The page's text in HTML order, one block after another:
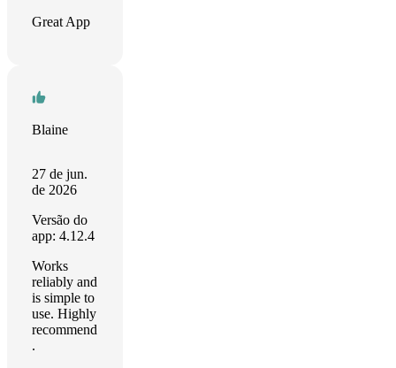
Great App
Blaine
27 de jun.
de 2026
Versão do
app: 4.12.4
Works
reliably and
is simple to
use. Highly
recommend
.